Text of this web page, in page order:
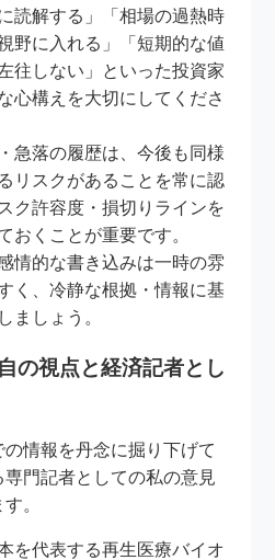
読解する」「相場の過熱時
野に入れる」「短期的な値
往しない」といった投資家
心構えを大切にしてくださ
急落の履歴は、今後も同様
リスクがあることを常に認
ク許容度・損切りラインを
おくことが重要です。
情的な書き込みは一時の雰
く、冷静な根拠・情報に基
ましょう。
の視点と経済記者とし
情報を丹念に掘り下げて
門記者としての私の意見
。
を代表する再生医療バイオ